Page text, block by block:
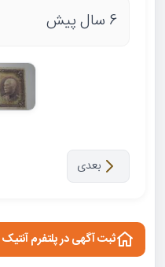
6 سال پیش
بعدی
ثبت آگهی در پلتفرم آنتیک